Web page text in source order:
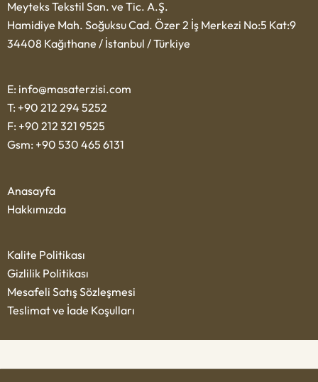
Meyteks Tekstil San. ve Tic. A.Ş.
Hamidiye Mah. Soğuksu Cad. Özer 2 İş Merkezi No:5 Kat:9
34408 Kağıthane / İstanbul / Türkiye
E: info@masaterzisi.com
T: +90 212 294 5252
F: +90 212 321 9525
Gsm: +90 530 465 6131
Anasayfa
Hakkımızda
Kalite Politikası
Gizlilik Politikası
Mesafeli Satış Sözleşmesi
Teslimat ve İade Koşulları